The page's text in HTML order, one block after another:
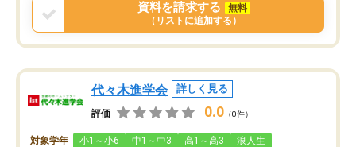
資料を請求する
無料
（リストに追加する）
代々木進学会 詳しく見る
評価 0.0 （0件）
対象学年 小1～小6 中1～中3 高1～高3 浪人生